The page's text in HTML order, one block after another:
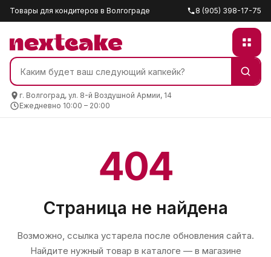
Товары для кондитеров в Волгограде 8 (905) 398-17-75
г. Волгоград, ул. 8-й Воздушной Армии, 14
Ежедневно 10:00 – 20:00
404
Страница не найдена
Возможно, ссылка устарела после обновления сайта.
Найдите нужный товар в каталоге — в магазине